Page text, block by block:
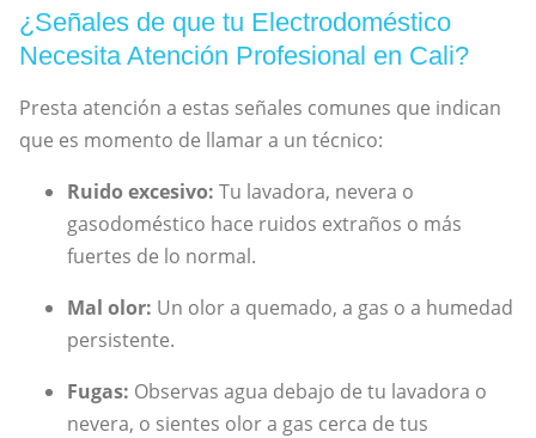
¿Señales de que tu Electrodoméstico
Necesita Atención Profesional en Cali?
Presta atención a estas señales comunes que indican
que es momento de llamar a un técnico:
Ruido excesivo: Tu lavadora, nevera o
gasodoméstico hace ruidos extraños o más
fuertes de lo normal.
Mal olor: Un olor a quemado, a gas o a humedad
persistente.
Fugas: Observas agua debajo de tu lavadora o
nevera, o sientes olor a gas cerca de tus